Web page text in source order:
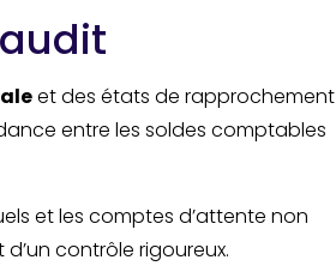
et des états de rapprochement
entre les soldes comptables
et les comptes d’attente non
contrôle rigoureux.